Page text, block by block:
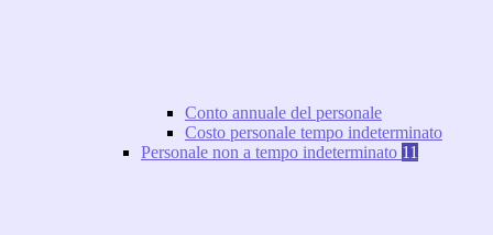
Conto annuale del personale
Costo personale tempo indeterminato
Personale non a tempo indeterminato 11